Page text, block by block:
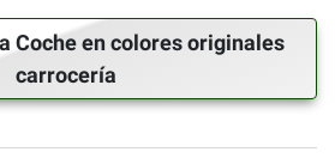
Coche en colores originales
carrocería